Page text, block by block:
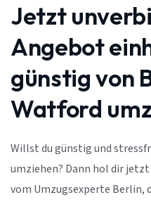
Jetzt
Angebot
günstig von
Watford
Willst du günstig und
umziehen? Dann hol dir
vom Umzugsexperte Berlin,